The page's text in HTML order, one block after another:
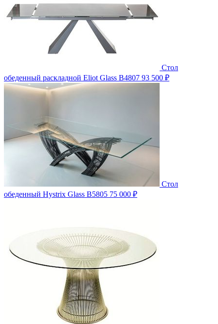
Стол
обеденный раскладной Eliot Glass B4807 93 500 ₽
Стол
обеденный Hystrix Glass B5805 75 000 ₽